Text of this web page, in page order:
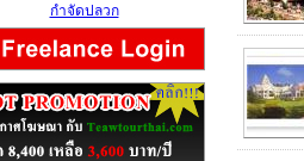
กำจัดปลวก